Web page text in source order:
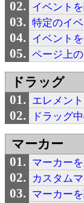
イベント
特定のイ
イベント
ページ上
ドラッグ
エレメン
ドラッグ
マーカー
マーカー
カスタム
マーカー